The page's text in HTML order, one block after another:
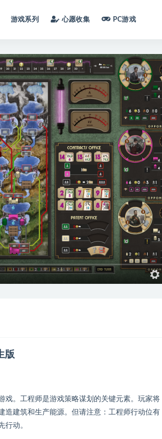
游戏系列 心愿收集 PC游戏
版
戏。工程师是游戏策略谋划的关键元素。玩家将
造建筑和生产能源。但请注意：工程师行动位有
行动。